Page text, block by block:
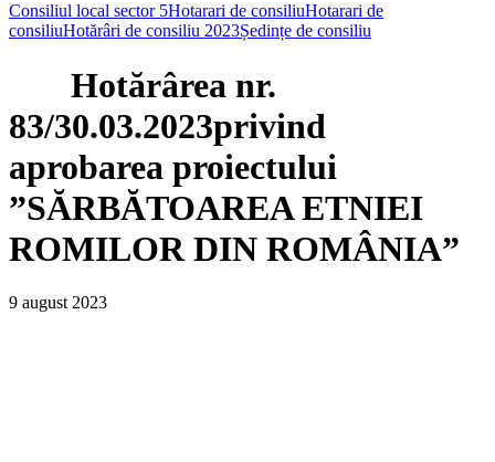
Consiliul local sector 5Hotarari de consiliuHotarari de
consiliuHotărâri de consiliu 2023Ședințe de consiliu
Hotărârea nr.
83/30.03.2023privind
aprobarea proiectului
”SĂRBĂTOAREA ETNIEI
ROMILOR DIN ROMÂNIA”
9 august 2023